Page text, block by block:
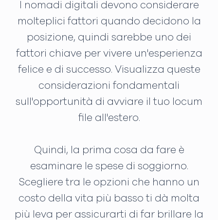
I nomadi digitali devono considerare
molteplici fattori quando decidono la
posizione, quindi sarebbe uno dei
fattori chiave per vivere un'esperienza
felice e di successo. Visualizza queste
considerazioni fondamentali
sull'opportunità di avviare il tuo locum
file all'estero.
Quindi, la prima cosa da fare è
esaminare le spese di soggiorno.
Scegliere tra le opzioni che hanno un
costo della vita più basso ti dà molta
più leva per assicurarti di far brillare la